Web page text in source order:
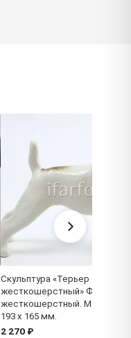
Скульптура «Терьер
жесткошерстный» Форма:
жесткошерстный. Мягкий
193 x 165 мм.
2 270 ₽